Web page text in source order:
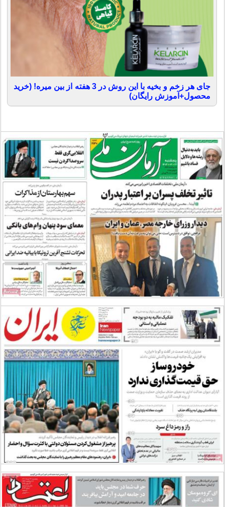
جای هر زخم و بخیه با این روش در 3 هفته از بین میره! (خرید
محصول+آموزش رایگان)